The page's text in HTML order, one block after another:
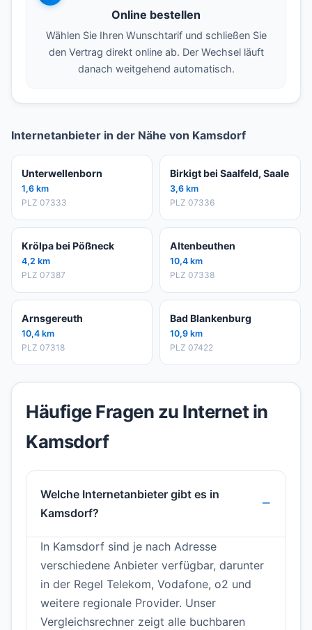
Online bestellen
Wählen Sie Ihren Wunschtarif und schließen Sie
den Vertrag direkt online ab. Der Wechsel läuft
danach weitgehend automatisch.
Internetanbieter in der Nähe von Kamsdorf
Unterwellenborn
1,6 km
PLZ 07333
Birkigt bei Saalfeld, Saale
3,6 km
PLZ 07336
Krölpa bei Pößneck
4,2 km
PLZ 07387
Altenbeuthen
10,4 km
PLZ 07338
Arnsgereuth
10,4 km
PLZ 07318
Bad Blankenburg
10,9 km
PLZ 07422
Häufige Fragen zu Internet in
Kamsdorf
Welche Internetanbieter gibt es in
Kamsdorf?
In Kamsdorf sind je nach Adresse
verschiedene Anbieter verfügbar, darunter
in der Regel Telekom, Vodafone, o2 und
weitere regionale Provider. Unser
Vergleichsrechner zeigt alle buchbaren